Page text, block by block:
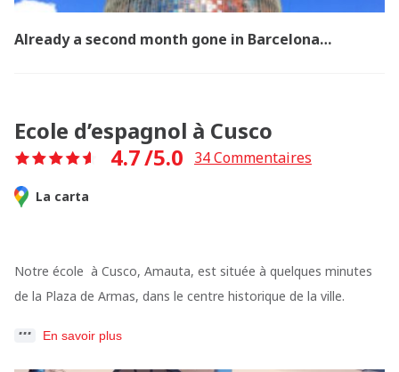
Already a second month gone in Barcelona…
Ecole d’espagnol à Cusco
4.7/5.0 34Commentaires
La carta
Notre école à Cusco, Amauta, est située à quelques minutes
de la Plaza de Armas, dans le centre historique de la ville.
En savoir plus